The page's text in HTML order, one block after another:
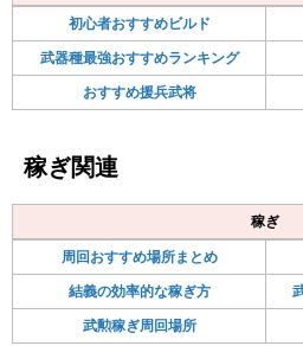
初心者おすすめビルド
武器種最強おすすめランキング
おすすめ援兵武将
稼ぎ関連
稼ぎ
周回おすすめ場所まとめ
結義の効率的な稼ぎ方
武勲稼ぎ周回場所